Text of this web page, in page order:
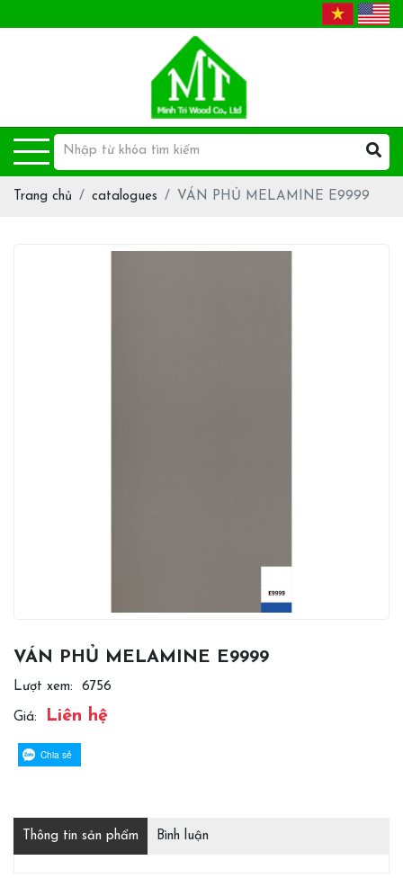
Trang chủ catalogues VÁN PHỦ MELAMINE E9999
VÁN PHỦ MELAMINE E9999
Lượt xem: 6756
Giá: Liên hệ
Chia sẻ
Thông tin sản phẩm Bình luận